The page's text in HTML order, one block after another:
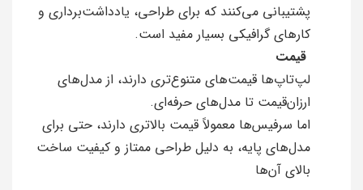
پشتیبانی می‌کنند که برای طراحی، یادداشت‌برداری و
کارهای گرافیکی بسیار مفید است.
قیمت
لپ‌تاپ‌ها قیمت‌های متنوع‌تری دارند، از مدل‌های
ارزان‌قیمت تا مدل‌های حرفه‌ای.
اما سرفیس‌ها معمولاً قیمت بالاتری دارند، حتی برای
مدل‌های پایه، به دلیل طراحی ممتاز و کیفیت ساخت
بالای آن‌ها